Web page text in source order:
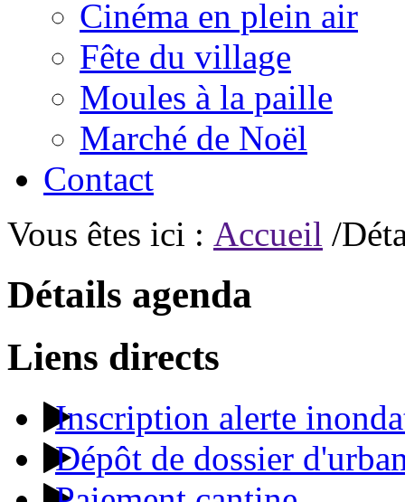
Cinéma en plein air
Fête du village
Moules à la paille
Marché de Noël
Contact
Vous êtes ici : Accueil /
Détails agenda
Liens directs
Inscription alerte
Dépôt de dossier